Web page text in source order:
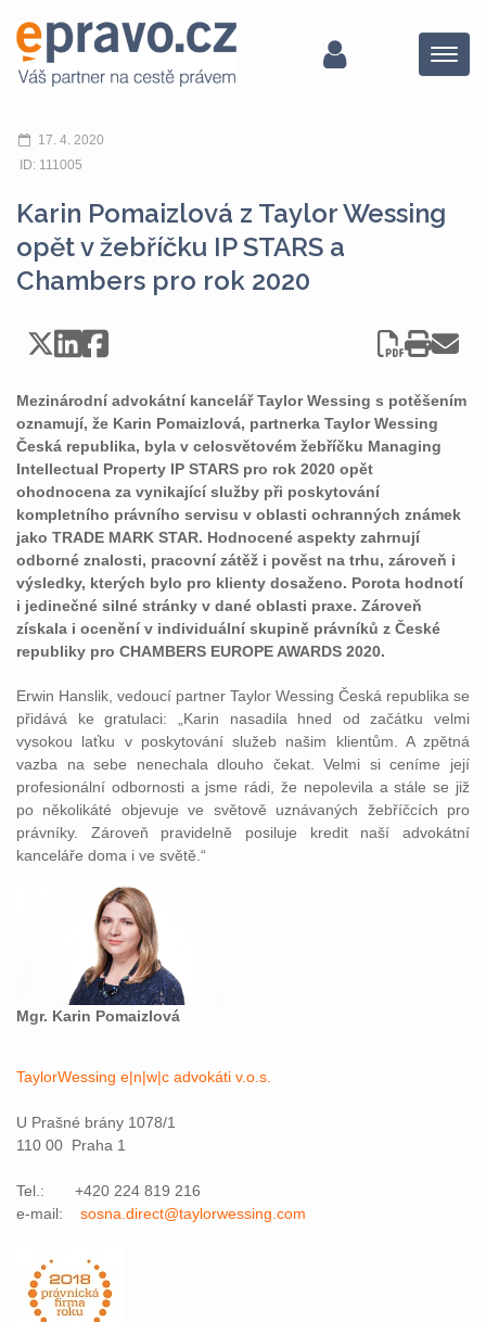
Menu
17. 4. 2020
ID: 111005
Karin Pomaizlová z Taylor Wessing
opět v žebříčku IP STARS a
Chambers pro rok 2020
Mezinárodní advokátní kancelář Taylor Wessing s potěšením
oznamují, že Karin Pomaizlová, partnerka Taylor Wessing
Česká republika, byla v celosvětovém žebříčku Managing
Intellectual Property IP STARS pro rok 2020 opět
ohodnocena za vynikající služby při poskytování
kompletního právního servisu v oblasti ochranných známek
jako TRADE MARK STAR. Hodnocené aspekty zahrnují
odborné znalosti, pracovní zátěž i pověst na trhu, zároveň i
výsledky, kterých bylo pro klienty dosaženo. Porota hodnotí
i jedinečné silné stránky v dané oblasti praxe. Zároveň
získala i ocenění v individuální skupině právníků z České
republiky pro CHAMBERS EUROPE AWARDS 2020.
Erwin Hanslik, vedoucí partner Taylor Wessing Česká republika se
přidává ke gratulaci: „Karin nasadila hned od začátku velmi
vysokou laťku v poskytování služeb našim klientům. A zpětná
vazba na sebe nenechala dlouho čekat. Velmi si ceníme její
profesionální odbornosti a jsme rádi, že nepolevila a stále se již
po několikáté objevuje ve světově uznávaných žebříčcích pro
právníky. Zároveň pravidelně posiluje kredit naší advokátní
kanceláře doma i ve světě.“
Mgr. Karin Pomaizlová
TaylorWessing e|n|w|c advokáti v.o.s.
U Prašné brány 1078/1
110 00 Praha 1
Tel.: +420 224 819 216
e-mail: sosna.direct@taylorwessing.com